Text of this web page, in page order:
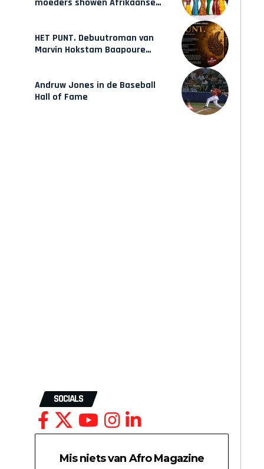
moeders showen Afrikaanse
HET PUNT. Debuutroman van
Marvin Hokstam Baapoure
Andruw Jones in de Baseball
Hall of Fame
SOCIALS
Mis niets van Afro Magazine